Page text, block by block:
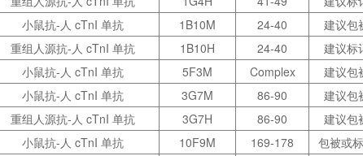
小鼠抗-人 cTnI 单抗 1B10M 24-40
建议包
重组人源抗-人 cTnI 单抗 1B10H 24-40
建议标
小鼠抗-人 cTnI 单抗 5F3M Complex
建议包
小鼠抗-人 cTnI 单抗 3G7M 86-90
建议包
重组人源抗-人 cTnI 单抗 3G7H 86-90
建议包
小鼠抗-人 cTnI 单抗 10F9M 169-178
包被或